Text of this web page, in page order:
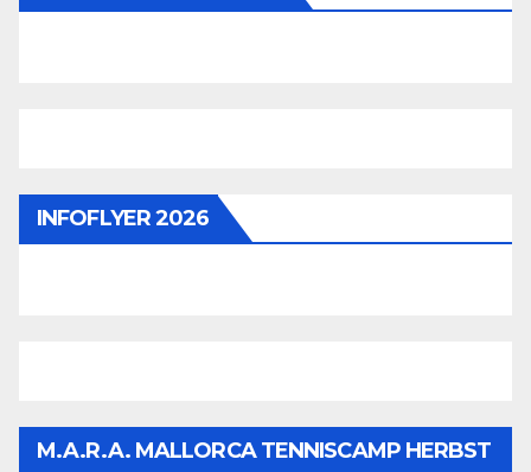
INFOFLYER 2026
M.A.R.A. MALLORCA TENNISCAMP HERBST